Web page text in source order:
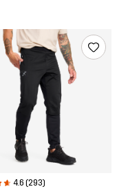
4.6 (293)